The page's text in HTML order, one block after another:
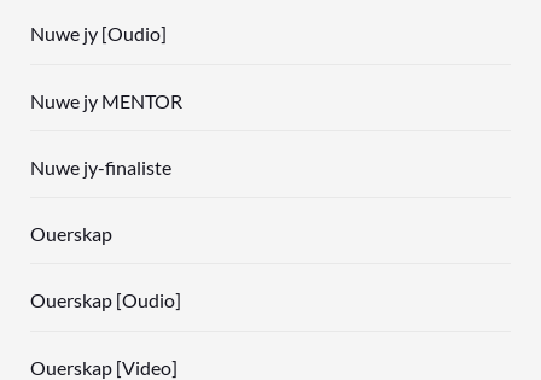
Nuwe jy [Oudio]
Nuwe jy MENTOR
Nuwe jy-finaliste
Ouerskap
Ouerskap [Oudio]
Ouerskap [Video]